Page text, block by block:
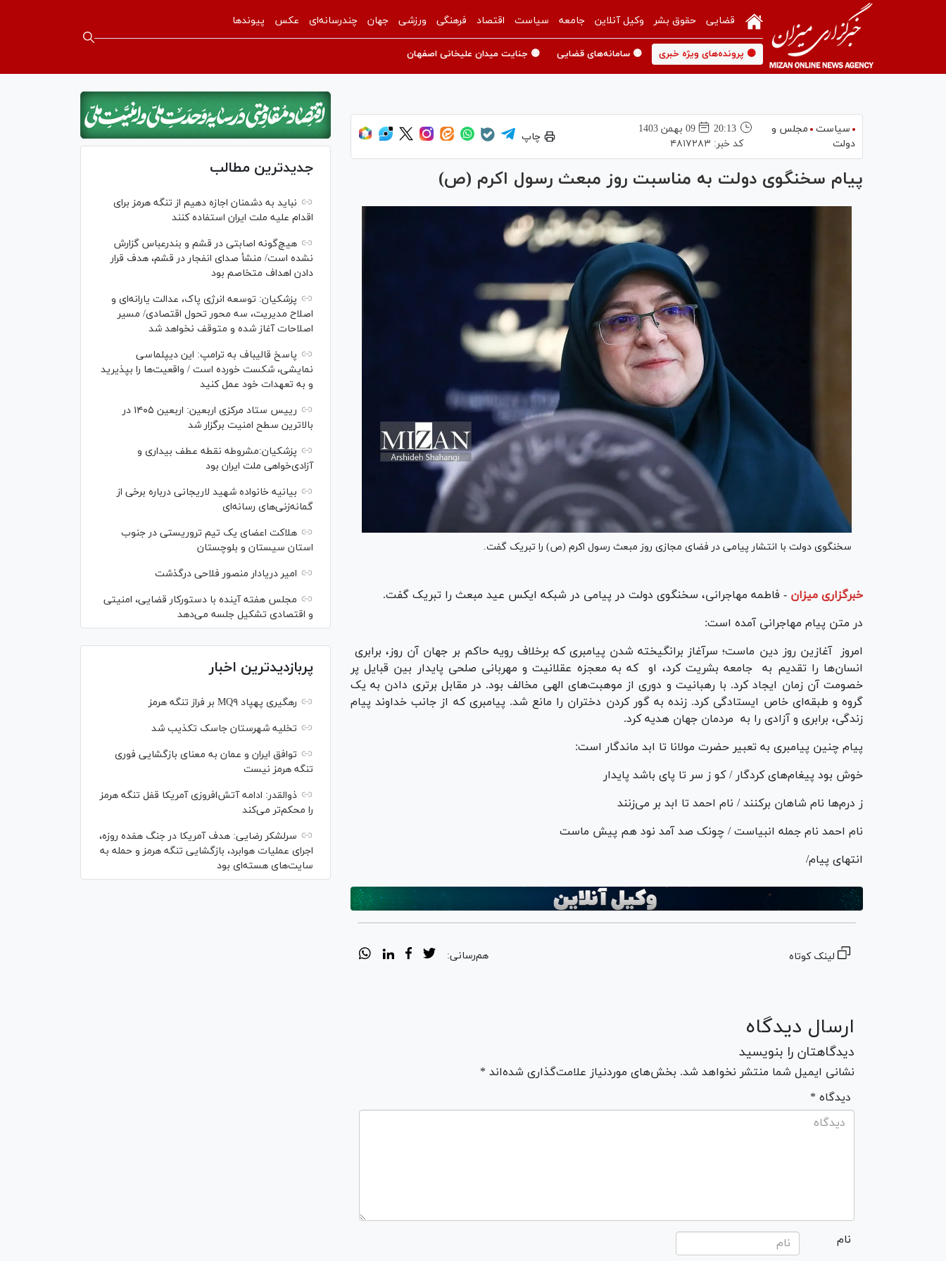
قضایی حقوق بشر وکیل آنلاین جامعه سیاست اقتصاد فرهنگی ورزشی جهان چندرسانه‌ای عکس پیوندها
🟡 پرونده‌های ویژه خبری 🟡 سامانه‌های قضایی 🟡 جنایت میدان علیخانی اصفهان
سیاست
مجلس و
دولت
20:13
09 بهمن 1403
کد خبر: ۴۸۱۷۲۸۳
چاپ
پیام سخنگوی دولت به مناسبت روز مبعث رسول اکرم (ص)
سخنگوی دولت با انتشار پیامی در فضای مجازی روز مبعث رسول اکرم (ص) را تبریک گفت.
خبرگزاری میزان - فاطمه مهاجرانی، سخنگوی دولت در پیامی در شبکه ایکس عید مبعث را تبریک گفت.
در متن پیام مهاجرانی آمده است:
امروز آغازین روز دین ماست؛ سرآغاز برانگیخته شدن پیامبری که برخلاف رویه حاکم بر جهان آن روز، برابری
انسان‌ها را تقدیم به جامعه بشریت کرد، او که به معجزه عقلانیت و مهربانی صلحی پایدار بین قبایل پر
خصومت آن زمان ایجاد کرد. با رهبانیت و دوری از موهبت‌های الهی مخالف بود. در مقابل برتری دادن به یک
گروه و طبقه‌ای خاص ایستادگی کرد. زنده به گور کردن دختران را مانع شد. پیامبری که از جانب خداوند پیام
زندگی، برابری و آزادی را به مردمان جهان هدیه کرد.
پیام چنین پیامبری به تعبیر حضرت مولانا تا ابد ماندگار است:
‏خوش بود پیغام‌های کردگار / کو ز سر تا پای باشد پایدار
‏ز درم‌ها نام شاهان برکنند / نام احمد تا ابد بر می‌زنند
‏نام احمد نام جمله انبیاست / چونک صد آمد نود هم پیش ماست
انتهای پیام/
لینک کوتاه هم‌رسانی:
ارسال دیدگاه
دیدگاهتان را بنویسید
نشانی ایمیل شما منتشر نخواهد شد. بخش‌های موردنیاز علامت‌گذاری شده‌اند *
* دیدگاه
نام
جدیدترین مطالب
نباید به دشمنان اجازه دهیم از تنگه هرمز برای
اقدام علیه ملت ایران استفاده کنند
هیچ‌گونه اصابتی در قشم و بندرعباس گزارش
نشده است/ منشأ صدای انفجار در قشم، هدف قرار
دادن اهداف متخاصم بود
پزشکیان: توسعه انرژی پاک، عدالت یارانه‌ای و
اصلاح مدیریت، سه محور تحول اقتصادی/ مسیر
اصلاحات آغاز شده و متوقف نخواهد شد
پاسخ قالیباف به ترامپ: این دیپلماسی
نمایشی، شکست خورده است / واقعیت‌ها را بپذیرید
و به تعهدات خود عمل کنید
رییس ستاد مرکزی اربعین: اربعین ۱۴۰۵ در
بالاترین سطح امنیت برگزار شد
پزشکیان:مشروطه نقطه عطف بیداری و
آزادی‌خواهی ملت ایران بود
بیانیه خانواده شهید لاریجانی درباره برخی از
گمانه‌زنی‌های رسانه‌ای
هلاکت اعضای یک تیم تروریستی در جنوب
استان سیستان و بلوچستان
امیر دریادار منصور فلاحی درگذشت
مجلس هفته آینده با دستورکار قضایی، امنیتی
و اقتصادی تشکیل جلسه می‌دهد
پربازدیدترین اخبار
رهگیری پهپاد MQ۹ بر فراز تنگه هرمز
تخلیه شهرستان جاسک تکذیب شد
توافق ایران و عمان به معنای بازگشایی فوری
تنگه هرمز نیست
ذوالقدر: ادامه آتش‌افروزی آمریکا قفل تنگه هرمز
را محکم‌تر می‌کند
سرلشکر رضایی: هدف آمریکا در جنگ هفده روزه،
اجرای عملیات هوابرد، بازگشایی تنگه هرمز و حمله به
سایت‌های هسته‌ای بود